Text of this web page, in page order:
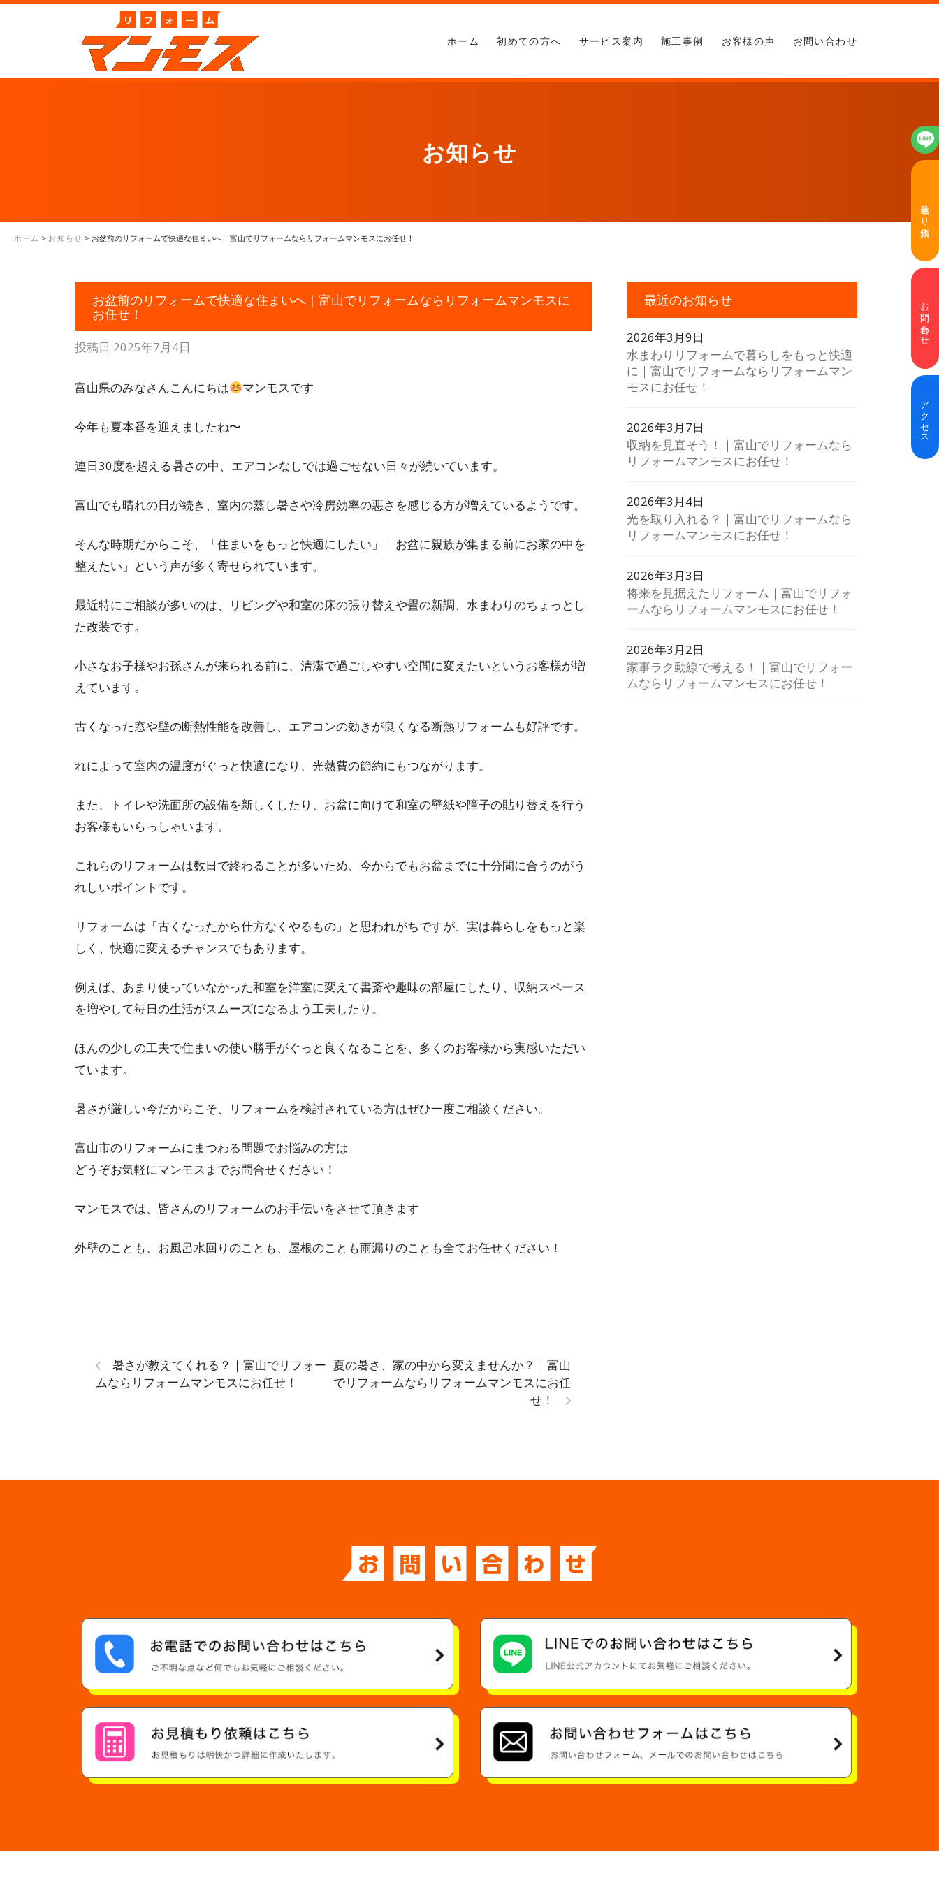
ホーム 初めての方へ サービス案内 施工事例 お客様の声 お問い合わせ
お知らせ
ホーム > お知らせ > お盆前のリフォームで快適な住まいへ｜富山でリフォームならリフォームマンモスにお任せ！
お盆前のリフォームで快適な住まいへ｜富山でリフォームならリフォームマンモスに
お任せ！
投稿日 2025年7月4日
富山県のみなさんこんにちは マンモスです
今年も夏本番を迎えましたね〜
連日30度を超える暑さの中、エアコンなしでは過ごせない日々が続いています。
富山でも晴れの日が続き、室内の蒸し暑さや冷房効率の悪さを感じる方が増えているようです。
そんな時期だからこそ、「住まいをもっと快適にしたい」「お盆に親族が集まる前にお家の中を
整えたい」という声が多く寄せられています。
最近特にご相談が多いのは、リビングや和室の床の張り替えや畳の新調、水まわりのちょっとし
た改装です。
小さなお子様やお孫さんが来られる前に、清潔で過ごしやすい空間に変えたいというお客様が増
えています。
古くなった窓や壁の断熱性能を改善し、エアコンの効きが良くなる断熱リフォームも好評です。
れによって室内の温度がぐっと快適になり、光熱費の節約にもつながります。
また、トイレや洗面所の設備を新しくしたり、お盆に向けて和室の壁紙や障子の貼り替えを行う
お客様もいらっしゃいます。
これらのリフォームは数日で終わることが多いため、今からでもお盆までに十分間に合うのがう
れしいポイントです。
リフォームは「古くなったから仕方なくやるもの」と思われがちですが、実は暮らしをもっと楽
しく、快適に変えるチャンスでもあります。
例えば、あまり使っていなかった和室を洋室に変えて書斎や趣味の部屋にしたり、収納スペース
を増やして毎日の生活がスムーズになるよう工夫したり。
ほんの少しの工夫で住まいの使い勝手がぐっと良くなることを、多くのお客様から実感いただい
ています。
暑さが厳しい今だからこそ、リフォームを検討されている方はぜひ一度ご相談ください。
富山市のリフォームにまつわる問題でお悩みの方は
どうぞお気軽にマンモスまでお問合せください！
マンモスでは、皆さんのリフォームのお手伝いをさせて頂きます
外壁のことも、お風呂水回りのことも、屋根のことも雨漏りのことも全てお任せください！
暑さが教えてくれる？｜富山でリフォー
ムならリフォームマンモスにお任せ！
夏の暑さ、家の中から変えませんか？｜富山
でリフォームならリフォームマンモスにお任
せ！
最近のお知らせ
2026年3月9日
水まわりリフォームで暮らしをもっと快適
に｜富山でリフォームならリフォームマン
モスにお任せ！
2026年3月7日
収納を見直そう！｜富山でリフォームなら
リフォームマンモスにお任せ！
2026年3月4日
光を取り入れる？｜富山でリフォームなら
リフォームマンモスにお任せ！
2026年3月3日
将来を見据えたリフォーム｜富山でリフォ
ームならリフォームマンモスにお任せ！
2026年3月2日
家事ラク動線で考える！｜富山でリフォー
ムならリフォームマンモスにお任せ！
見積もり依頼
お問い合わせ
アクセス